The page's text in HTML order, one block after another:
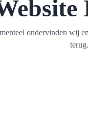
ondervinden wij